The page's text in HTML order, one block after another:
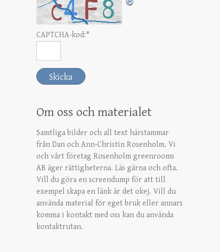
CAPTCHA-kod:*
Om oss och materialet
Samtliga bilder och all text härstammar
från Dan och Ann-Christin Rosenholm. Vi
och vårt företag Rosenholm greenrooms
AB äger rättigheterna. Läs gärna och ofta.
Vill du göra en screendump för att till
exempel skapa en länk är det okej. Vill du
använda material för eget bruk eller annars
komma i kontakt med oss kan du använda
kontaktrutan.